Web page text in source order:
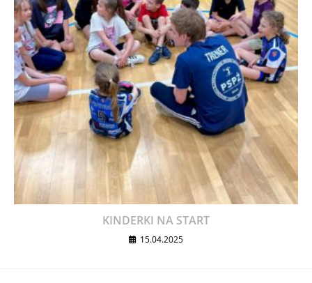
KINDERKI NA START
15.04.2025